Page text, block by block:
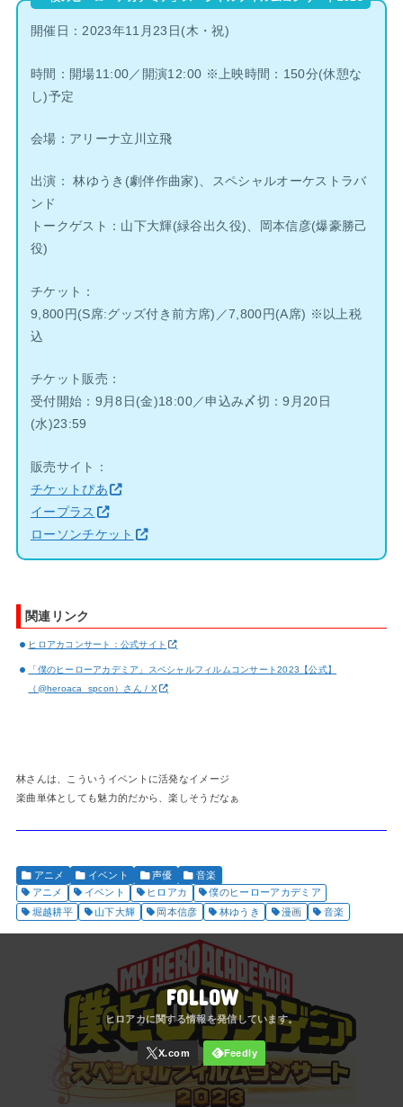
開催日：2023年11月23日(木・祝)
時間：開場11:00／開演12:00 ※上映時間：150分(休憩な
し)予定
会場：アリーナ立川立飛
出演： 林ゆうき(劇伴作曲家)、スペシャルオーケストラバ
ンド
トークゲスト：山下大輝(緑谷出久役)、岡本信彦(爆豪勝己
役)
チケット：
9,800円(S席:グッズ付き前方席)／7,800円(A席) ※以上税
込
チケット販売：
受付開始：9月8日(金)18:00／申込み〆切：9月20日
(水)23:59
販売サイト：
チケットぴあ
イープラス
ローソンチケット
関連リンク
ヒロアカコンサート：公式サイト
「僕のヒーローアカデミア」スペシャルフィルムコンサート2023【公式】
（@heroaca_spcon）さん / X
林さんは、こういうイベントに活発なイメージ
楽曲単体としても魅力的だから、楽しそうだなぁ
アニメ イベント 声優
音楽
アニメ
イベント ヒロアカ
僕のヒーローアカデミア
堀越耕平
山下大輝 岡本信彦 林ゆうき 漫画 音楽
FOLLOW